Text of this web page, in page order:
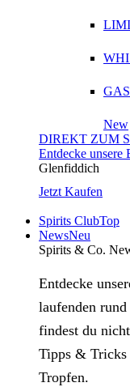
New
DIREKT ZUM
Entdecke unsere
Glenfiddich
Jetzt Kaufen
Spirits ClubTop
NewsNeu
Spirits & Co.
Entdecke
laufenden
findest du
Tipps & Tricks
Tropfen.